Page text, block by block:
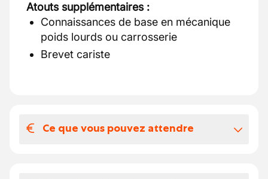
Atouts supplémentaires :
Connaissances de base en mécanique
poids lourds ou carrosserie
Brevet cariste
Ce que vous pouvez attendre